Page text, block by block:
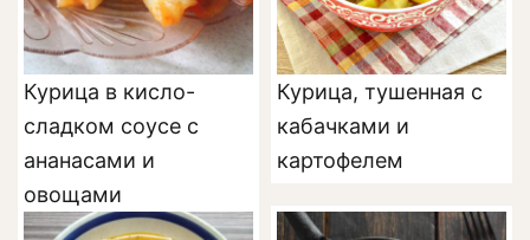
Курица в кисло-
сладком соусе с
ананасами и
овощами
Курица, тушенная с
кабачками и
картофелем